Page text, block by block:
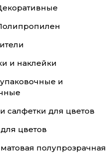
и наклейки
и
салфетки для цветов
цветов
полупрозрачная